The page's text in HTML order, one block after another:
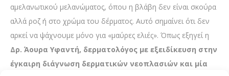
αμελανωτικού μελανώματος, όπου η βλάβη δεν είναι σκούρα
αλλά ροζ ή στο χρώμα του δέρματος. Αυτό σημαίνει ότι δεν
αρκεί να ψάχνουμε μόνο για «μαύρες ελιές». Όπως εξηγεί η
Δρ. Άουρα Υφαντή, δερματολόγος με εξειδίκευση στην
έγκαιρη διάγνωση δερματικών νεοπλασιών και μία